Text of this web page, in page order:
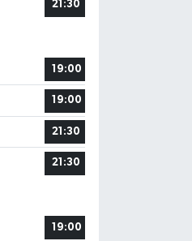
21:30
19:00
19:00
21:30
21:30
19:00